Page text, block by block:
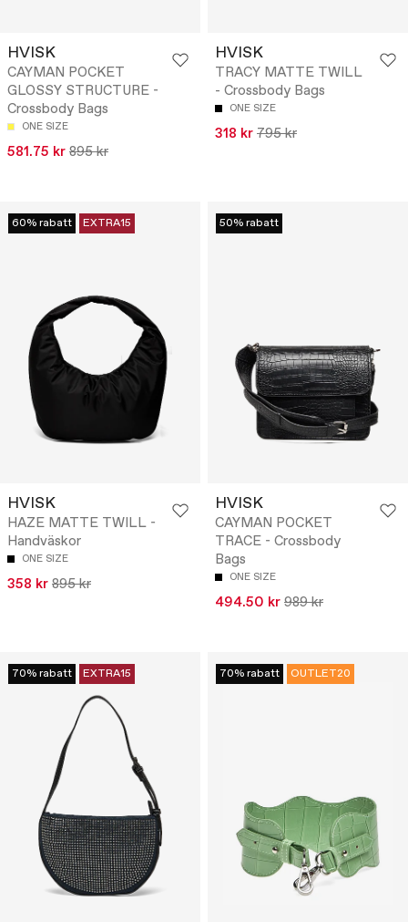
HVISK
CAYMAN POCKET
GLOSSY STRUCTURE -
Crossbody Bags
ONE SIZE
581.75 kr 895 kr
HVISK
TRACY MATTE TWILL
- Crossbody Bags
ONE SIZE
318 kr 795 kr
60% rabatt EXTRA15
HVISK
HAZE MATTE TWILL -
Handväskor
ONE SIZE
358 kr 895 kr
50% rabatt
HVISK
CAYMAN POCKET
TRACE - Crossbody
Bags
ONE SIZE
494.50 kr 989 kr
70% rabatt EXTRA15 70% rabatt OUTLET20